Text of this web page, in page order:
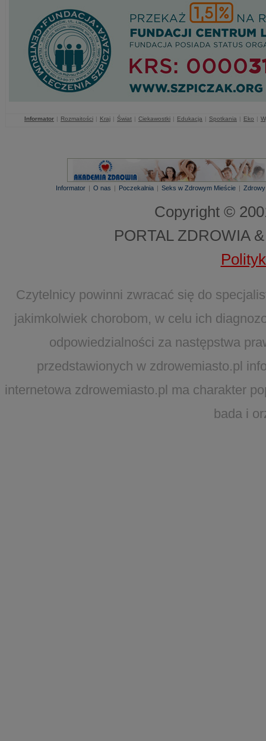
Informator | Rozmaitości | Kraj | Świat | Ciekawostki | Edukacja | Spotkania | Eko |
Informator | O nas | Poczekalnia | Seks w Zdrowym Mieście |
Copyright ©
PORTAL ZDROWIA
Czytelnicy powinni zwracać się do
jakimkolwiek chorobom, w celu ich
odpowiedzialności za następstwa
przedstawionych w zdrowemiasto.pl
internetowa zdrowemiasto.pl ma charakter
bada i